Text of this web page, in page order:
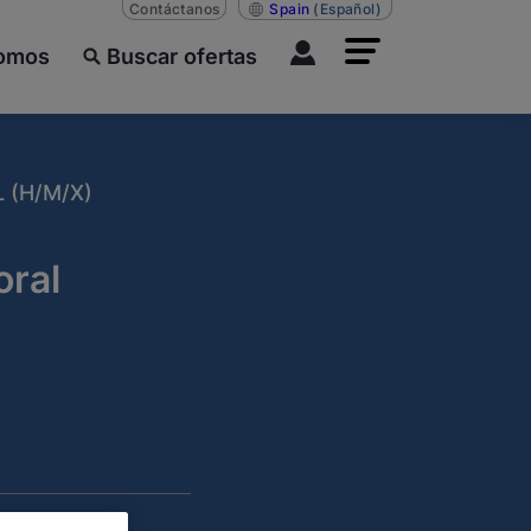
Buscar ofertas
Contáctanos Spain (Español)
(H/M/X)